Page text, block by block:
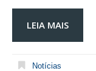
LEIA MAIS
Notícias